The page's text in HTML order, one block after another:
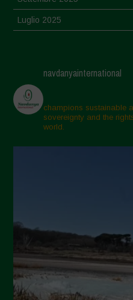
Luglio 2025
Aprile 2025
Marzo 2025
Febbraio 2025
Gennaio 2025
Settembre 2024
Luglio 2024
Maggio 2024
Aprile 2024
navdanyainternational
champions sustainable
sovereignty and the
world.